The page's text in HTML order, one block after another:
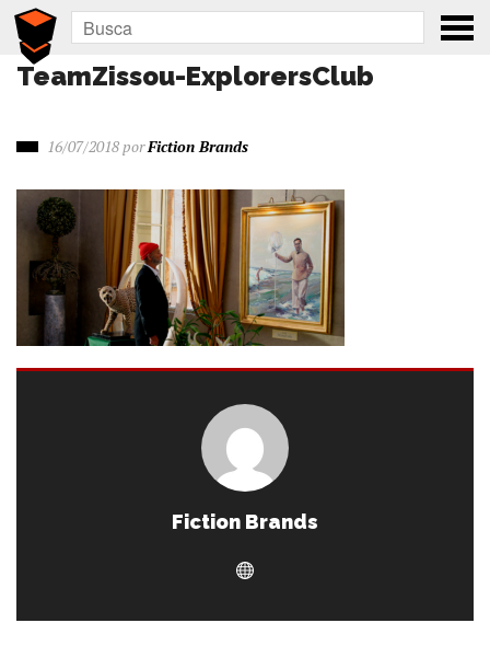
TeamZissou-ExplorersClub
16/07/2018porFiction Brands
Fiction Brands